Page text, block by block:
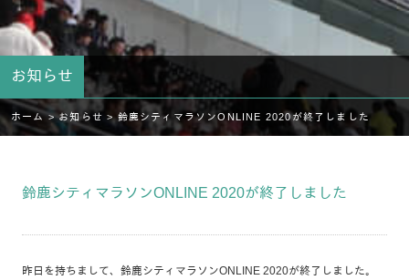
お知らせ
ホーム >お知らせ > 鈴鹿シティマラソンONLINE 2020が終了しました
鈴鹿シティマラソンONLINE 2020が終了しました
昨日を持ちまして、鈴鹿シティマラソンONLINE 2020が終了しました。